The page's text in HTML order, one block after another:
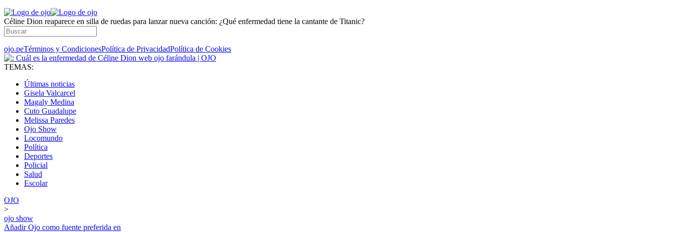
Céline Dion reaparece en silla de ruedas para lanzar nueva canción: ¿Qué enfermedad tiene la cantante de Titanic?
ojo.peTérminos y CondicionesPolítica de PrivacidadPolítica de Cookies
TEMAS:
Últimas noticias
Gisela Valcarcel
Magaly Medina
Cuto Guadalupe
Melissa Paredes
Ojo Show
Locomundo
Política
Deportes
Policial
Salud
Escolar
OJO
>
ojo show
AñadirOjo como fuente preferida en